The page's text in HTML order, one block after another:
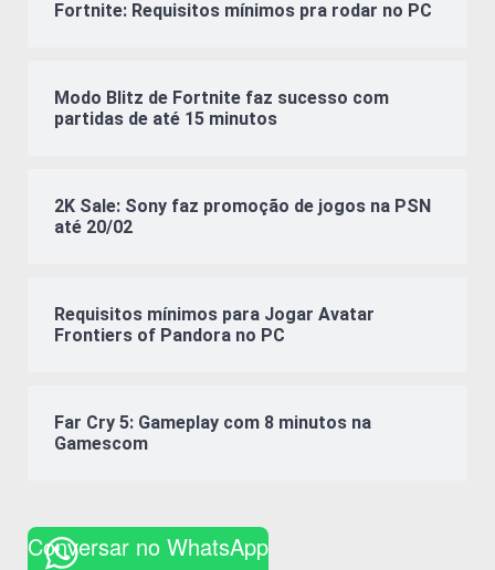
Fortnite: Requisitos mínimos pra rodar no PC
Modo Blitz de Fortnite faz sucesso com
partidas de até 15 minutos
2K Sale: Sony faz promoção de jogos na PSN
até 20/02
Requisitos mínimos para Jogar Avatar
Frontiers of Pandora no PC
Far Cry 5: Gameplay com 8 minutos na
Gamescom
Conversar no WhatsApp